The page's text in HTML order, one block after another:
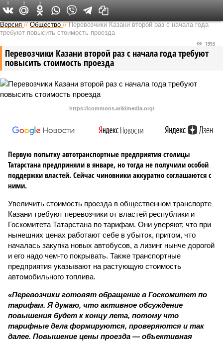
Версия в Татарстане
Версия //Общество //Перевозчики Казани второй раз с начала года
требуют повысить стоимость проезда
Перевозчики Казани второй раз с начала года требуют
повысить стоимость проезда
1993
https://commons.wikimedia.org/
Первую попытку автотранспортные предприятия столицы
Татарстана предприняли в январе, но тогда не получили особой
поддержки властей. Сейчас чиновники аккуратно соглашаются с
ними.
Увеличить стоимость проезда в общественном транспорте
Казани требуют перевозчики от властей республики и
Госкомитета Татарстана по тарифам. Они уверяют, что при
нынешних ценах работают себе в убыток, притом, что
началась закупка новых автобусов, а лизинг нынче дорогой
и его надо чем-то покрывать. Также транспортные
предприятия указывают на растующую стоимость
автомобильного топлива.
«Перевозчики готовят обращение в Госкомитет по
тарифам. Я думаю, что активное обсуждение
повышения будет к концу лета, потому что
тарифные дела формируются, проверяются и так
далее. Повышение цены проезда — объективная
0 0 0